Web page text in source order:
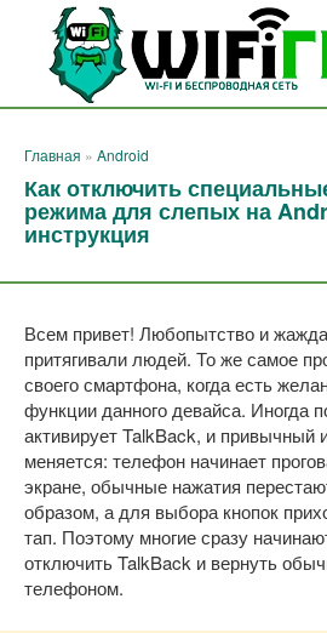
Перейти
контенту
Главная » Android
Как отключить
режима для слепых на
инструкция
Всем привет! Любопытство и
притягивали людей. То же самое
своего смартфона, когда есть
функции данного девайса. Иногда
активирует TalkBack, и привычный
меняется: телефон начинает
экране, обычные нажатия
образом, а для выбора кнопок
тап. Поэтому многие сразу
отключить TalkBack и вернуть
телефоном.